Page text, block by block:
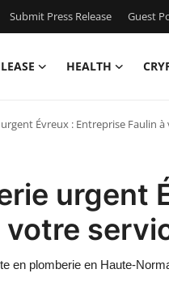
Submit Press Release Guest
HEALTH
Évreux : Entreprise Faulin
urgent
votre
en plomberie en Haute-